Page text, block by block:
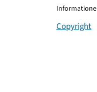
Copyright